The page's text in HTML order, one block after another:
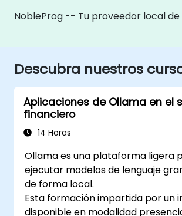
NobleProg -- Tu proveedor local
Descubra nuestros
Aplicaciones de Ollama en el
financiero
14 Horas
Ollama es una plataforma ligera
ejecutar modelos de lenguaje
de forma local.
Esta formación impartida por un
disponible en modalidad